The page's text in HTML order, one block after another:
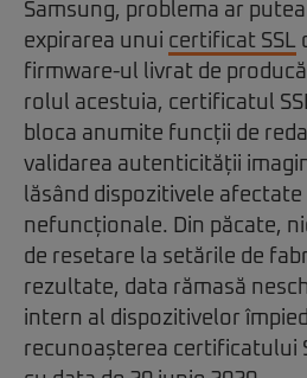
Samsung, problema ar
expirarea unui certificat SSL
firmware-ul livrat de
rolul acestuia, certificatul
bloca anumite funcții de
validarea autenticității
lăsând dispozitivele
nefuncționale. Din păcate,
de resetare la setările de
rezultate, data rămasă
intern al dispozitivelor
recunoașterea certificatului